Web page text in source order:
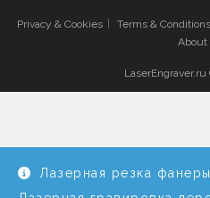
Лазерная резка
Privacy & Cookies Terms & Conditions
About